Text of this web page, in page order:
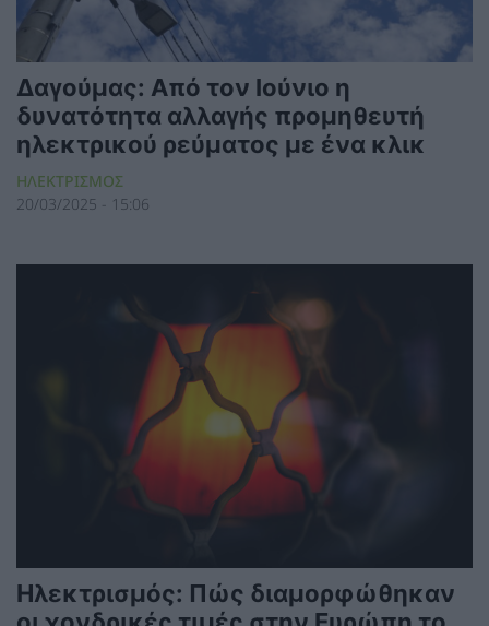
Δαγούμας: Από τον Ιούνιο η
δυνατότητα αλλαγής προμηθευτή
ηλεκτρικού ρεύματος με ένα κλικ
ΗΛΕΚΤΡΙΣΜΟΣ
20/03/2025 - 15:06
Ηλεκτρισμός: Πώς διαμορφώθηκαν